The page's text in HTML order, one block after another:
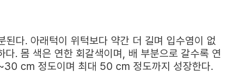
다. 아래턱이 위턱보다 약간 더 길며 입수염이 없
. 몸 색은 연한 회갈색이며, 배 부분으로 갈수록 연
cm 정도이며 최대 50 cm 정도까지 성장한다.